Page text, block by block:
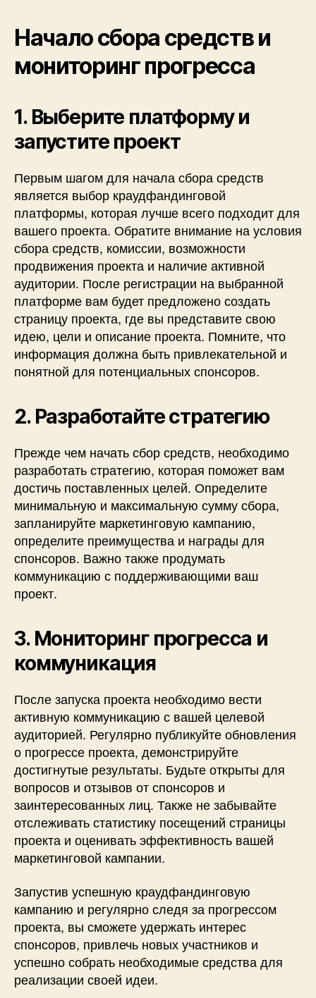
Начало сбора средств и
мониторинг прогресса
1. Выберите платформу и
запустите проект
Первым шагом для начала сбора средств
является выбор краудфандинговой
платформы, которая лучше всего подходит для
вашего проекта. Обратите внимание на условия
сбора средств, комиссии, возможности
продвижения проекта и наличие активной
аудитории. После регистрации на выбранной
платформе вам будет предложено создать
страницу проекта, где вы представите свою
идею, цели и описание проекта. Помните, что
информация должна быть привлекательной и
понятной для потенциальных спонсоров.
2. Разработайте стратегию
Прежде чем начать сбор средств, необходимо
разработать стратегию, которая поможет вам
достичь поставленных целей. Определите
минимальную и максимальную сумму сбора,
запланируйте маркетинговую кампанию,
определите преимущества и награды для
спонсоров. Важно также продумать
коммуникацию с поддерживающими ваш
проект.
3. Мониторинг прогресса и
коммуникация
После запуска проекта необходимо вести
активную коммуникацию с вашей целевой
аудиторией. Регулярно публикуйте обновления
о прогрессе проекта, демонстрируйте
достигнутые результаты. Будьте открыты для
вопросов и отзывов от спонсоров и
заинтересованных лиц. Также не забывайте
отслеживать статистику посещений страницы
проекта и оценивать эффективность вашей
маркетинговой кампании.
Запустив успешную краудфандинговую
кампанию и регулярно следя за прогрессом
проекта, вы сможете удержать интерес
спонсоров, привлечь новых участников и
успешно собрать необходимые средства для
реализации своей идеи.